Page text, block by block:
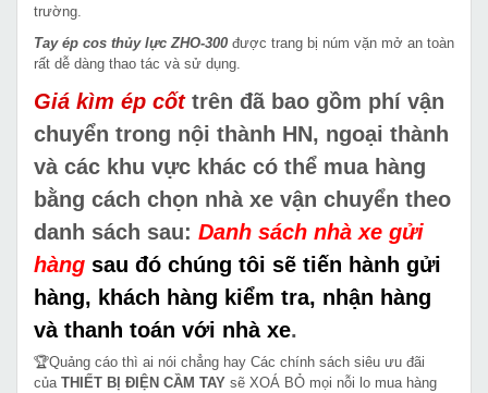
trường.
Tay ép cos thủy lực ZHO-300 được trang bị núm vặn mở an toàn
rất dễ dàng thao tác và sử dụng.
Giá kìm ép cốttrên đã bao gồm phí vận
chuyển trong nội thành HN, ngoại thành
và các khu vực khác có thể mua hàng
bằng cách chọn nhà xe vận chuyển theo
danh sách sau: Danh sách nhà xe gửi
hàng sau đó chúng tôi sẽ tiến hành gửi
hàng, khách hàng kiểm tra, nhận hàng
và thanh toán với nhà xe.
🏆Quảng cáo thì ai nói chẳng hay Các chính sách siêu ưu đãi
của THIẾT BỊ ĐIỆN CẦM TAY sẽ XOÁ BỎ mọi nỗi lo mua hàng